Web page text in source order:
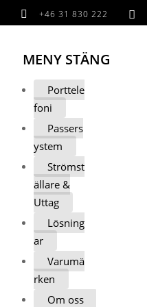
 +46 31 830 222 
MENY STÄNG
Porttele
foni
Passers
ystem
Strömst
ällare &
Uttag
Lösning
ar
Varumä
rken
Om oss